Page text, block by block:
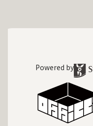
Powered by